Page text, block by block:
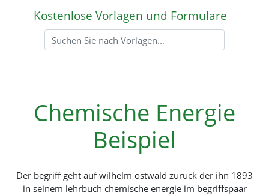
Kostenlose Vorlagen und Formulare
Chemische Energie
Beispiel
Der begriff geht auf wilhelm ostwald zurück der ihn 1893
in seinem lehrbuch chemische energie im begriffspaar